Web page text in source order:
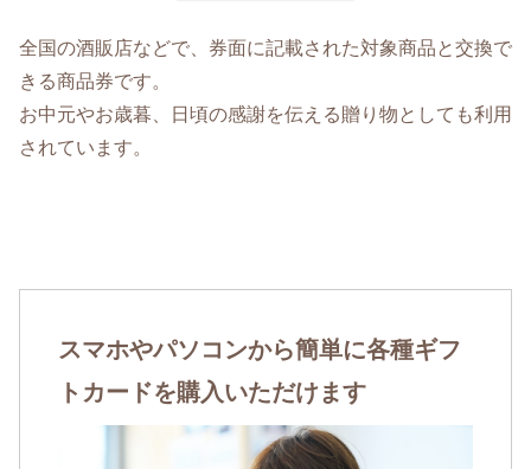
全国の酒販店などで、券面に記載された対象商品と交換で
きる商品券です。
お中元やお歳暮、日頃の感謝を伝える贈り物としても利用
されています。
スマホやパソコンから簡単に各種ギフ
トカードを購入いただけます